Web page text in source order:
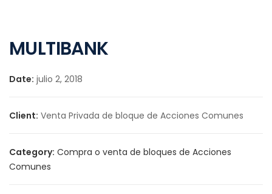
MULTIBANK
Date: julio 2, 2018
Client: Venta Privada de bloque de Acciones Comunes
Category: Compra o venta de bloques de Acciones
Comunes